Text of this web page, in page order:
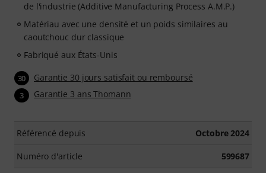
de l'industrie (Additive Manufacturing Process A.M.P.)
Matériau avec une densité et un poids similaires au
caoutchouc dur classique
Fabriqué aux États-Unis
30 Garantie 30 jours satisfait ou remboursé
3 Garantie 3 ans Thomann
Référencé depuis Octobre 2024
Numéro d'article 599687